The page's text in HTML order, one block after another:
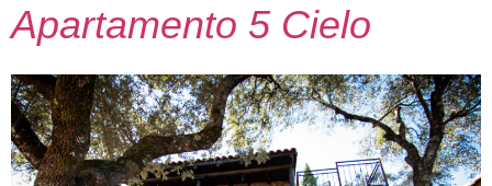
Apartamento 5 Cielo